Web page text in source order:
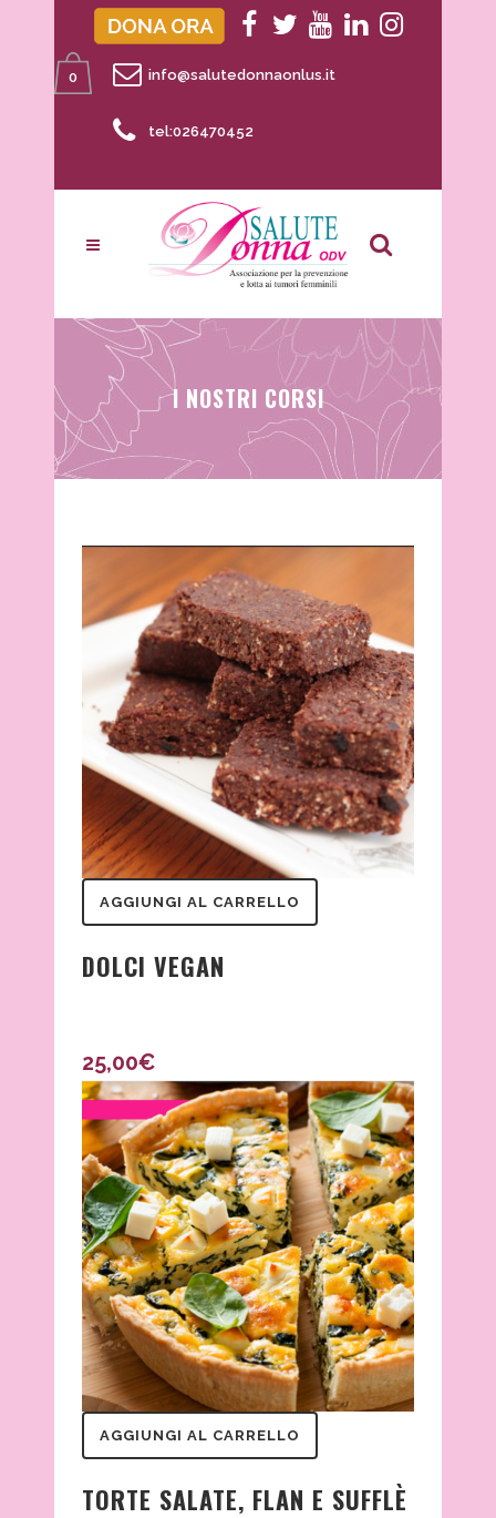
0 info@salutedonnaonlus.it
tel:026470452
I NOSTRI CORSI
AGGIUNGI AL CARRELLO
DOLCI VEGAN
25,00€
AGGIUNGI AL CARRELLO
TORTE SALATE, FLAN E SUFFLÈ